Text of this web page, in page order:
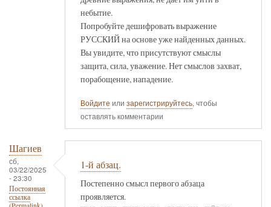
небытие.
Попробуйте дешифровать выражение
РУССКИЙ на основе уже найденных данных.
Вы увидите, что присутствуют смыслы
защита, сила, уважение. Нет смыслов захват,
порабощение, нападение.
Войдите или зарегистрируйтесь, чтобы
оставлять комментарии
Шагиев
сб,
03/22/2025
- 23:30
Постоянная
ссылка
1-й абзац.
Постепенно смысл первого абзаца
проявляется.